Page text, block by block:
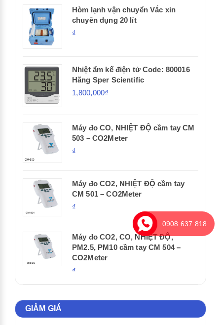
Hòm lạnh vận chuyển Vắc xin
chuyên dụng 20 lít
₫
Nhiệt ẩm kế điện tử Code: 800016
Hãng Sper Scientific
1,800,000₫
Máy đo CO, NHIỆT ĐỘ cầm tay CM
503 – CO2Meter
₫
Máy đo CO2, NHIỆT ĐỘ cầm tay
CM 501 – CO2Meter
₫
Máy đo CO2, CO, NHIỆT ĐỘ,
PM2.5, PM10 cầm tay CM 504 –
CO2Meter
₫
GIẢM GIÁ
0908 637 818